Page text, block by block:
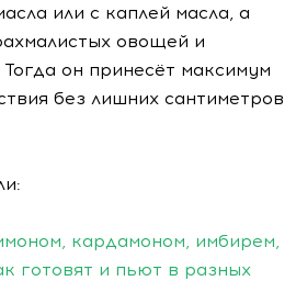
или с каплей масла, а
овощей и
он принесёт максимум
без лишних сантиметров
кардамоном, имбирем,
готовят и пьют в разных